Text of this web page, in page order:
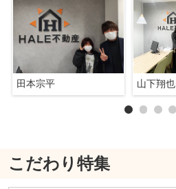
田本宗平 山下翔也
こだわり特集